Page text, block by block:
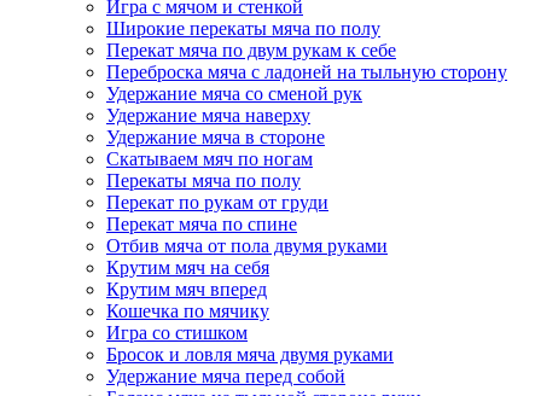
Игра с мячом и стенкой
Широкие перекаты мяча по полу
Перекат мяча по двум рукам к себе
Переброска мяча с ладоней на тыльную сторону
Удержание мяча со сменой рук
Удержание мяча наверху
Удержание мяча в стороне
Скатываем мяч по ногам
Перекаты мяча по полу
Перекат по рукам от груди
Перекат мяча по спине
Отбив мяча от пола двумя руками
Крутим мяч на себя
Крутим мяч вперед
Кошечка по мячику
Игра со стишком
Бросок и ловля мяча двумя руками
Удержание мяча перед собой